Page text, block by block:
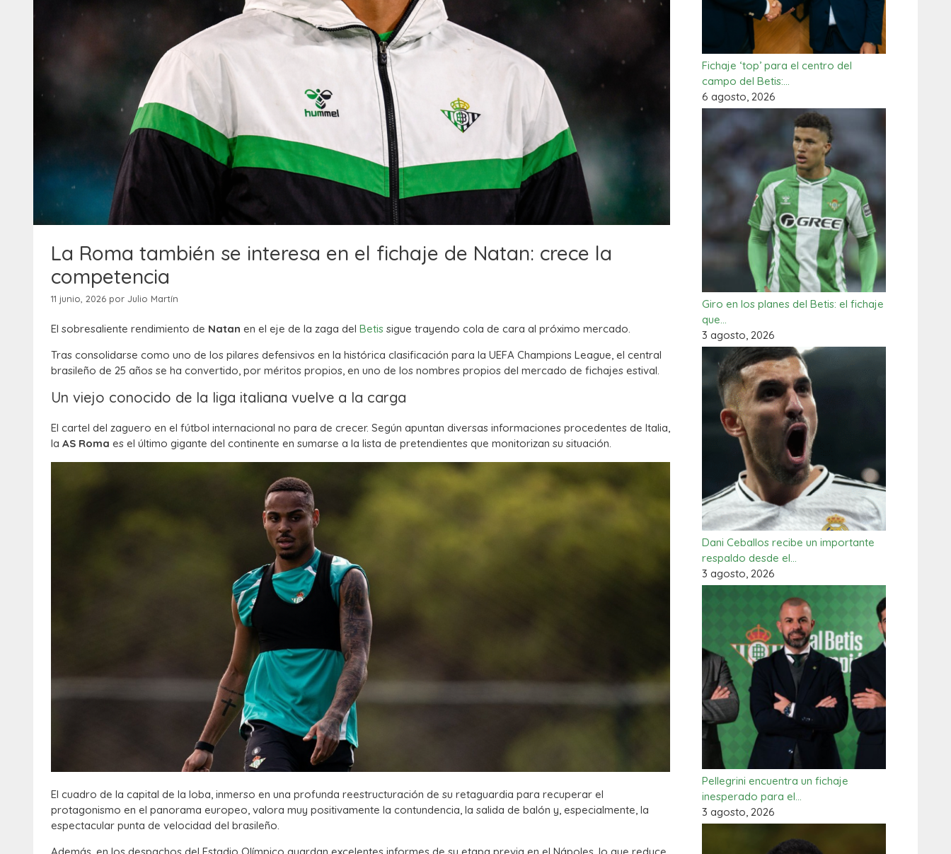
La Roma también se interesa en el fichaje de Natan: crece la
competencia
11 junio, 2026 por Julio Martín
El sobresaliente rendimiento de Natan en el eje de la zaga del Betis sigue trayendo cola de cara al próximo mercado.
Tras consolidarse como uno de los pilares defensivos en la histórica clasificación para la UEFA Champions League, el central
brasileño de 25 años se ha convertido, por méritos propios, en uno de los nombres propios del mercado de fichajes estival.
Un viejo conocido de la liga italiana vuelve a la carga
El cartel del zaguero en el fútbol internacional no para de crecer. Según apuntan diversas informaciones procedentes de Italia,
la AS Roma es el último gigante del continente en sumarse a la lista de pretendientes que monitorizan su situación.
El cuadro de la capital de la loba, inmerso en una profunda reestructuración de su retaguardia para recuperar el
protagonismo en el panorama europeo, valora muy positivamente la contundencia, la salida de balón y, especialmente, la
espectacular punta de velocidad del brasileño.
Fichaje ‘top’ para el centro del
campo del Betis:…
6 agosto, 2026
Giro en los planes del Betis: el fichaje
que…
3 agosto, 2026
Dani Ceballos recibe un importante
respaldo desde el…
3 agosto, 2026
Pellegrini encuentra un fichaje
inesperado para el…
3 agosto, 2026